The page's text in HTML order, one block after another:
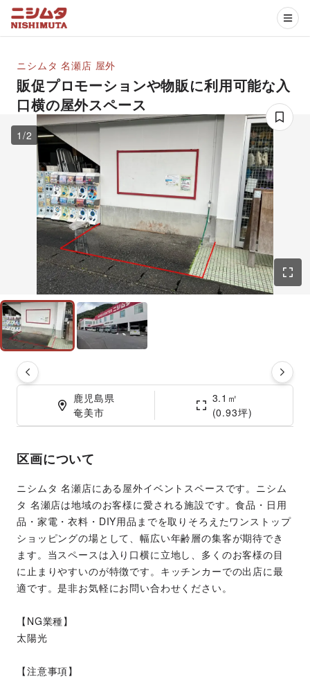
ニシムタ 名瀬店 屋外
販促プロモーションや物販に利用可能な入
口横の屋外スペース
1 /2
鹿児島県
奄美市
3.1㎡
(0.93坪)
区画について
ニシムタ 名瀬店にある屋外イベントスペースです。ニシム
タ 名瀬店は地域のお客様に愛される施設です。食品・日用
品・家電・衣料・DIY用品までを取りそろえたワンストップ
ショッピングの場として、幅広い年齢層の集客が期待でき
ます。当スペースは入り口横に立地し、多くのお客様の目
に止まりやすいのが特徴です。キッチンカーでの出店に最
適です。是非お気軽にお問い合わせください。
【NG業種】
太陽光
【注意事項】